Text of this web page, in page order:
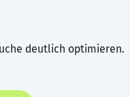
deutlich optimieren.